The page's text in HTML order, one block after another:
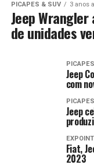
PICAPES & SUV 3 anos
Jeep
de unidades
Jeep
com
Jeep
Fiat,
2023